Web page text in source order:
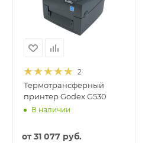
2
Термотрансферный
принтер Godex G530
В наличии
от31 077 руб.